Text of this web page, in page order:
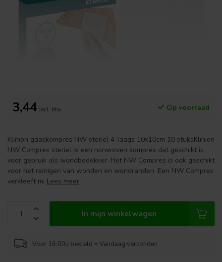
3,44 Incl. btw Op voorraad
Klinion gaaskompres NW steriel 4-laags 10x10cm 10 stuksKlinion
NW Compres steriel is een nonwoven kompres dat geschikt is
voor gebruik als wondbedekker. Het NW Compres is ook geschikt
voor het reinigen van wonden en wondranden. Een NW Compres
verkleeft mi Lees meer.
In mijn winkelwagen
Voor 16:00u besteld = Vandaag verzonden